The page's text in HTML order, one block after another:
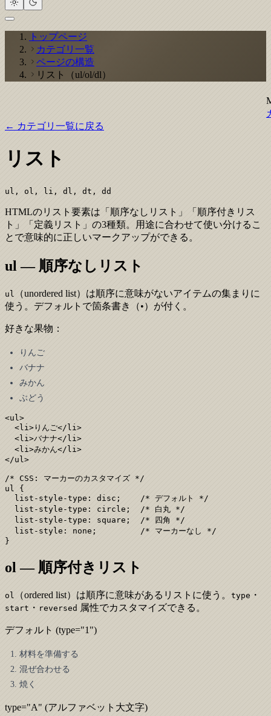
トップページ
カテゴリ一覧
ページの構造
リスト（ul/ol/dl）
← カテゴリ一覧に戻る
リスト
ul, ol, li, dl, dt, dd
HTMLのリスト要素は「順序なしリスト」「順序付きリス
ト」「定義リスト」の3種類。用途に合わせて使い分けるこ
とで意味的に正しいマークアップができる。
ul — 順序なしリスト
ul
（unordered list）は順序に意味がないアイテムの集まりに
使う。デフォルトで箇条書き（•）が付く。
好きな果物：
りんご
バナナ
みかん
ぶどう
<ul>
  <li>りんご</li>
  <li>バナナ</li>
  <li>みかん</li>
</ul>
/* CSS: マーカーのカスタマイズ */
ul {
  list-style-type: disc;    /* デフォルト */
  list-style-type: circle;  /* 白丸 */
  list-style-type: square;  /* 四角 */
  list-style: none;         /* マーカーなし */
}
ol — 順序付きリスト
ol （ordered list）は順序に意味があるリストに使う。 type ・
start ・ reversed 属性でカスタマイズできる。
デフォルト (type="1")
材料を準備する
混ぜ合わせる
焼く
type="A" (アルファベット大文字)